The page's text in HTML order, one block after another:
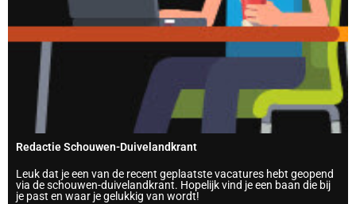
Redactie Schouwen-Duivelandkrant
Leuk dat je een van de recent geplaatste vacatures hebt geopend
via de schouwen-duivelandkrant. Hopelijk vind je een baan die bij
je past en waar je gelukkig van wordt!